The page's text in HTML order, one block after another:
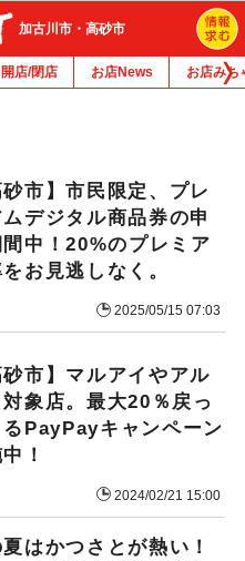
加古川市・高砂市
開店/閉店 お店News お店みち
砂市】市民限定、プレ
ムデジタル商品券の申
中！20%のプレミア
お見逃しなく。
2025/05/15 07:03
砂市】マルアイやアル
対象店。最大20％戻っ
PayPayキャンペーン
！
2024/02/21 15:00
はかつさとが熱い！